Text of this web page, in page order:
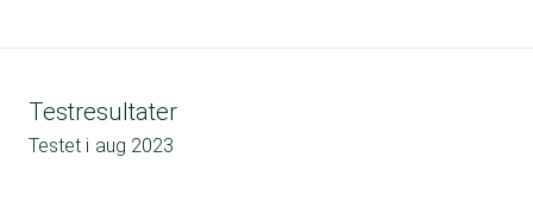
Testresultater
Testet i aug 2023